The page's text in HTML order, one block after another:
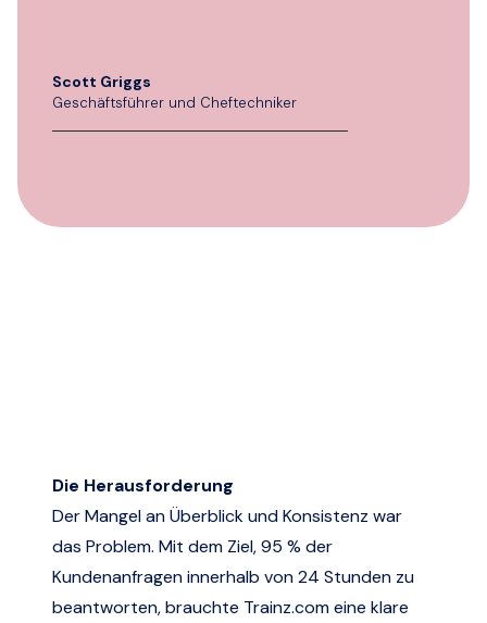
Scott Griggs
Geschäftsführer und Cheftechniker
Die Herausforderung
Der Mangel an Überblick und Konsistenz war
das Problem. Mit dem Ziel, 95 % der
Kundenanfragen innerhalb von 24 Stunden zu
beantworten, brauchte Trainz.comeine klare